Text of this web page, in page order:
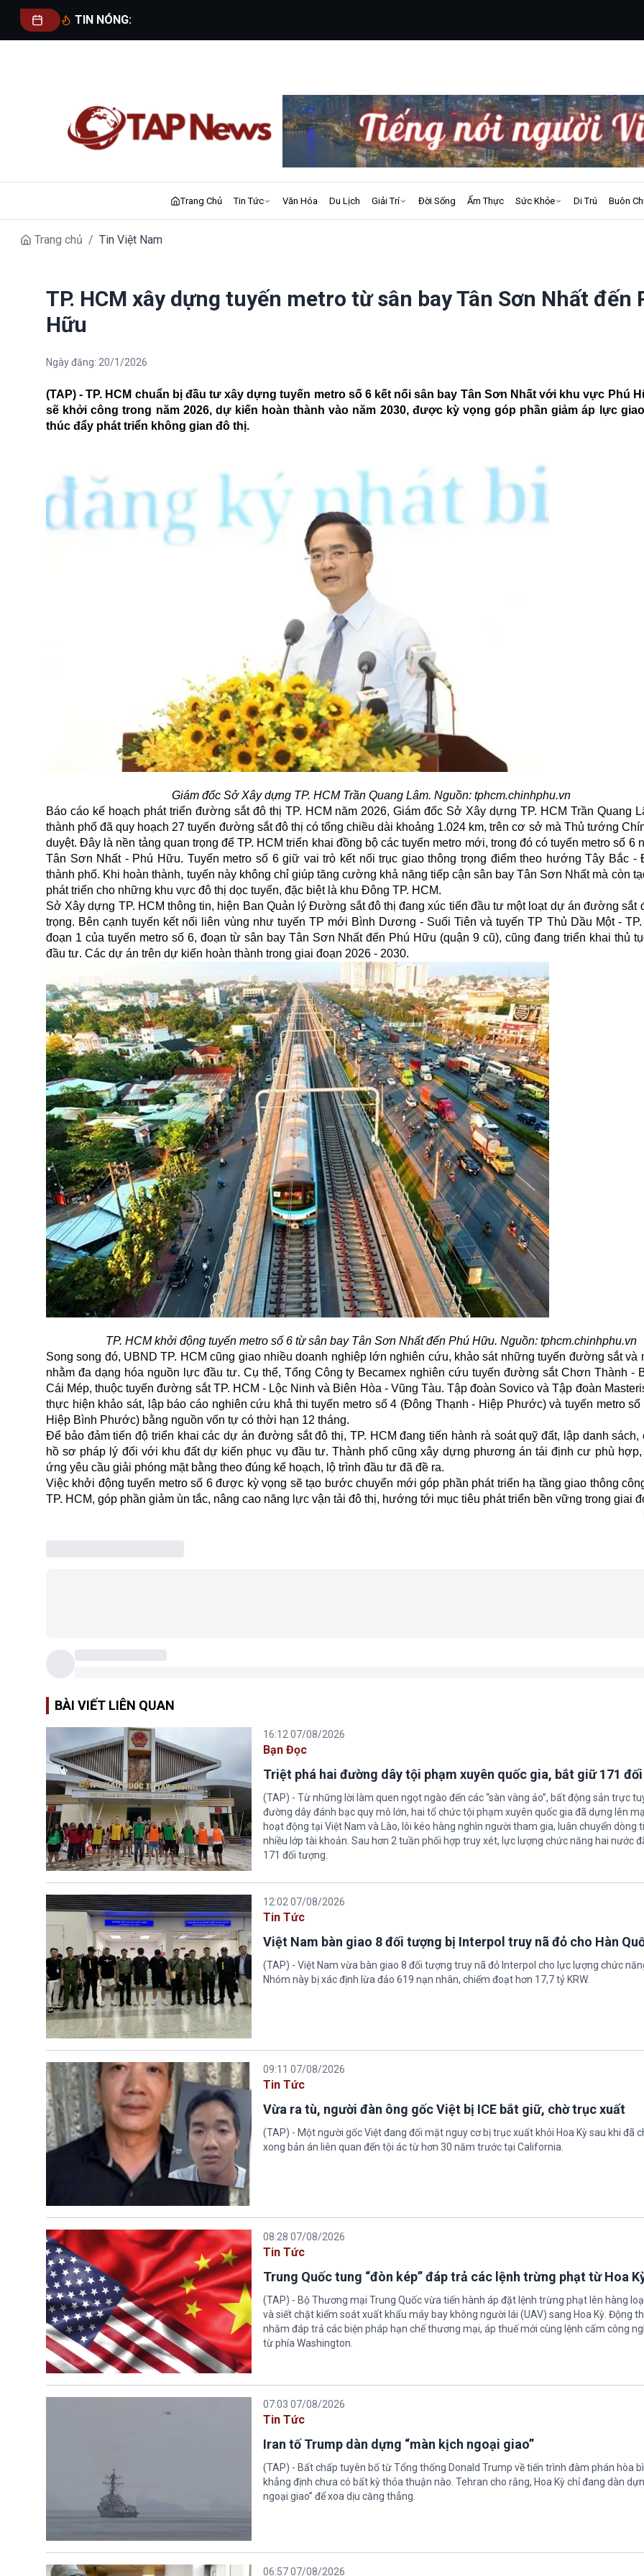
TIN NÓNG:
Trang Chủ Tin Tức Văn Hóa Du Lịch Giải Trí Đời Sống Ẩm Thực Sức Khỏe Di Trú Buôn
Trang chủ / Tin Việt Nam
TP. HCM xây dựng tuyến metro từ sân bay Tân Sơn Nhất đến
Hữu
Ngày đăng: 20/1/2026
(TAP) - TP. HCM chuẩn bị đầu tư xây dựng tuyến metro số 6 kết nối sân bay Tân Sơn Nhất với khu vực Phú
sẽ khởi công trong năm 2026, dự kiến hoàn thành vào năm 2030, được kỳ vọng góp phần giảm áp lực
thúc đẩy phát triển không gian đô thị.
Giám đốc Sở Xây dựng TP. HCM Trần Quang Lâm. Nguồn: tphcm.chinhphu.vn
Báo cáo kế hoạch phát triển đường sắt đô thị TP. HCM năm 2026, Giám đốc Sở Xây dựng TP. HCM Trần Quang
thành phố đã quy hoạch 27 tuyến đường sắt đô thị có tổng chiều dài khoảng 1.024 km, trên cơ sở mà Thủ tướng
duyệt. Đây là nền tảng quan trọng để TP. HCM triển khai đồng bộ cáctuyến metro mới, trong đó có tuyến metro số 6
Tân Sơn Nhất - Phú Hữu. Tuyến metro số 6 giữ vai trò kết nối trục giao thông trọng điểm theo hướng Tây Bắc -
thành phố. Khi hoàn thành, tuyến này không chỉ giúp tăng cường khả năng tiếp cận sân bay Tân Sơn Nhất mà còn
phát triển cho những khu vực đô thị dọc tuyến, đặc biệt là khu Đông TP. HCM.
Sở Xây dựng TP. HCM thông tin, hiện Ban Quản lý Đường sắt đô thị đang xúc tiến đầu tư một loạt dự án đường sắt
trọng. Bên cạnh tuyến kết nối liên vùng như tuyến TP mới Bình Dương - Suối Tiên và tuyến TP Thủ Dầu Một -
đoạn 1 của tuyến metro số 6, đoạn từ sân bay Tân Sơn Nhất đến Phú Hữu (quận 9 cũ), cũng đang triển khai thủ
đầu tư. Các dự án trên dự kiến hoàn thành trong giai đoạn 2026 - 2030.
TP. HCM khởi động tuyến metro số 6 từ sân bay Tân Sơn Nhất đến Phú Hữu. Nguồn: tphcm.chinhphu.vn
Song song đó, UBND TP. HCM cũng giao nhiều doanh nghiệp lớn nghiên cứu, khảo sát những tuyến đường sắt và
nhằm đa dạng hóa nguồn lực đầu tư. Cụ thể, Tổng Công ty Becamex nghiên cứu tuyến đường sắt Chơn Thành -
Cái Mép, thuộc tuyến đường sắt TP. HCM - Lộc Ninh và Biên Hòa - Vũng Tàu. Tập đoàn Sovico và Tập đoàn
thực hiện khảo sát, lập báo cáo nghiên cứu khả thi tuyến metro số 4 (Đông Thạnh - Hiệp Phước) và tuyến metro số
Hiệp Bình Phước) bằng nguồn vốn tự có thời hạn 12 tháng.
Để bảo đảm tiến độ triển khai các dự án đường sắt đô thị, TP. HCM đang tiến hành rà soát quỹ đất, lập danh sách,
hồ sơ pháp lý đối với khu đất dự kiến phục vụ đầu tư. Thành phố cũng xây dựng phương án tái định cư phù hợp,
ứng yêu cầu giải phóng mặt bằng theo đúng kế hoạch, lộ trình đầu tư đã đề ra.
Việc khởi động tuyến metro số 6 được kỳ vọng sẽ tạo bước chuyển mới góp phần phát triển hạ tầng giao thông
TP. HCM, góp phần giảm ùn tắc, nâng cao năng lực vận tải đô thị, hướng tới mục tiêu phát triển bền vững trong giai
BÀI VIẾT LIÊN QUAN
16:12 07/08/2026
Bạn Đọc
Triệt phá hai đường dây tội phạm xuyên quốc gia, bắt giữ 171
(TAP) - Từ những lời làm quen ngọt ngào đến các “sàn vàng ảo”, bất động sản trực
đường dây đánh bạc quy mô lớn, hai tổ chức tội phạm xuyên quốc gia đã dựng lên
hoạt động tại Việt Nam và Lào, lôi kéo hàng nghìn người tham gia, luân chuyển dòng
nhiều lớp tài khoản. Sau hơn 2 tuần phối hợp truy xét, lực lượng chức năng hai nước
171 đối tượng.
12:02 07/08/2026
Tin Tức
Việt Nam bàn giao 8 đối tượng bị Interpol truy nã đỏ cho Hàn
(TAP) - Việt Nam vừa bàn giao 8 đối tượng truy nã đỏ Interpol cho lực lượng chức
Nhóm này bị xác định lừa đảo 619 nạn nhân, chiếm đoạt hơn 17,7 tỷ KRW.
09:11 07/08/2026
Tin Tức
Vừa ra tù, người đàn ông gốc Việt bị ICE bắt giữ, chờ trục xuất
(TAP) - Một người gốc Việt đang đối mặt nguy cơ bị trục xuất khỏi Hoa Kỳ sau khi đã
xong bản án liên quan đến tội ác từ hơn 30 năm trước tại California.
08:28 07/08/2026
Tin Tức
Trung Quốc tung “đòn kép” đáp trả các lệnh trừng phạt từ Hoa
(TAP) - Bộ Thương mại Trung Quốc vừa tiến hành áp đặt lệnh trừng phạt lên hàng
và siết chặt kiểm soát xuất khẩu máy bay không người lái (UAV) sang Hoa Kỳ. Động
nhằm đáp trả các biện pháp hạn chế thương mại, áp thuế mới cùng lệnh cấm công
từ phía Washington.
07:03 07/08/2026
Tin Tức
Iran tố Trump dàn dựng “màn kịch ngoại giao”
(TAP) - Bất chấp tuyên bố từ Tổng thống Donald Trump về tiến trình đàm phán hòa
khẳng định chưa có bất kỳ thỏa thuận nào. Tehran cho rằng, Hoa Kỳ chỉ đang dàn
ngoại giao” để xoa dịu căng thẳng.
06:57 07/08/2026